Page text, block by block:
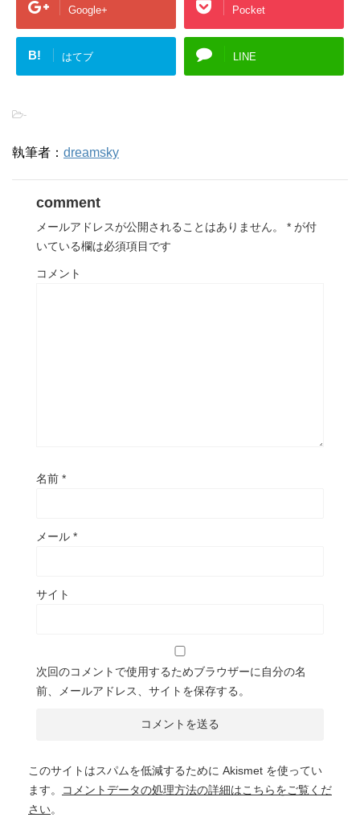
Google+ Pocket
B! はてブ LINE
-
執筆者： dreamsky
comment
メールアドレスが公開されることはありません。 * が付
いている欄は必須項目です
コメント
名前 *
メール *
サイト
次回のコメントで使用するためブラウザーに自分の名
前、メールアドレス、サイトを保存する。
このサイトはスパムを低減するために Akismet を使ってい
ます。
コメントデータの処理方法の詳細はこちらをご覧くだ
さい。